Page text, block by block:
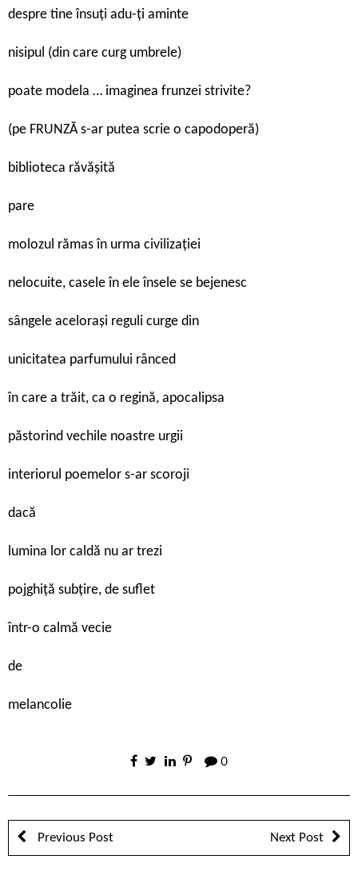
despre tine însuţi adu-ţi aminte
nisipul (din care curg umbrele)
poate modela … imaginea frunzei strivite?
(pe FRUNZĂ s-ar putea scrie o capodoperă)
biblioteca răvășită
pare
molozul rămas în urma civilizației
nelocuite, casele în ele însele se bejenesc
sângele acelorași reguli curge din
unicitatea parfumului rânced
în care a trăit, ca o regină, apocalipsa
păstorind vechile noastre urgii
interiorul poemelor s-ar scoroji
dacă
lumina lor caldă nu ar trezi
pojghiță subțire, de suflet
într-o calmă vecie
de
melancolie
0
Previous Post Next Post